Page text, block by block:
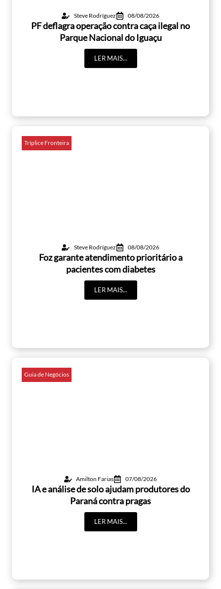
Steve Rodríguez 08/08/2026
PF deflagra operação contra caça ilegal no
Parque Nacional do Iguaçu
LER MAIS...
Tríplice Fronteira
Steve Rodríguez 08/08/2026
Foz garante atendimento prioritário a
pacientes com diabetes
LER MAIS...
Guia de Negócios
Amilton Farias 07/08/2026
IA e análise de solo ajudam produtores do
Paraná contra pragas
LER MAIS...